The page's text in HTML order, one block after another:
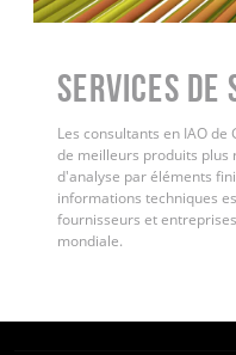
Services
Les consultants en IAO
de meilleurs produits plus
d'analyse par éléments
informations techniques
fournisseurs et
mondiale.